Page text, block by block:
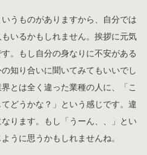
うものがありますから、自分では
もいるかもしれません。挨拶に元気
。もし自分の身なりに不安がある
知り合いに聞いてみてもいいでし
とは全く違った業種の人に、「こ
どうかな？」という感じです。違
ります。もし「うーん、、」とい
うに思うかもしれませんね。